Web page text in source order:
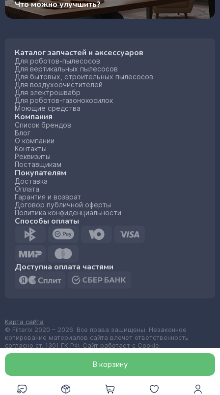
В корзину
Что можно улучшить?
Каталог запчастей и аксессуаров
Для роботов-пылесосов
Для вертикальных пылесосов
Для бытовых, строительных пылесосов
Для воздухоочистителей
Для электрошвабр
Для роботов-газонокосилок
Моющие средства
Компания
Список брендов
Блог
О компании
Контакты
Реквизиты
Поставщикам
Покупателям
Доставка
Оплата
Гарантия и возврат
Договор публичной оферты
Политика конфиденциальности
Способы оплаты
Доступна оплата частями
© Filterix 2020 – 2026. Все права защищены. Незаконное
копирование материалов сайта влечет ответственность
согласно ст. 1301 ГК РФ. Сайт работает с Cookie.
Карта сайта
Made by